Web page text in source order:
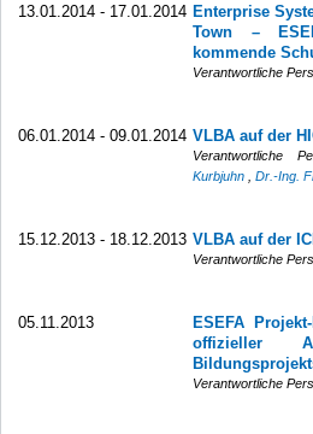
13.01.2014 - 17.01.2014 Enterprise
Town –
kommende
Verantwortliche
06.01.2014 - 09.01.2014 VLBA auf der
Verantwortliche
Kurbjuhn
,Dr.-Ing.
15.12.2013 - 18.12.2013 VLBA auf der
Verantwortliche
05.11.2013
ESEFA
offizieller
Verantwortliche